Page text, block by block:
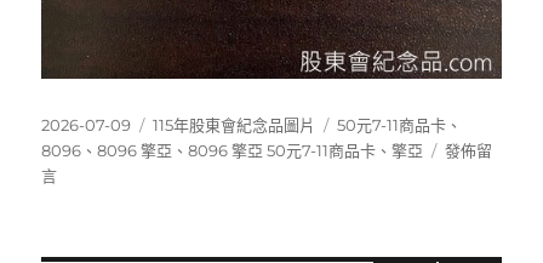
發
佈
日
2026-07-09
分
類
115年股東會紀念品圖片
標
籤
50元7-11商品卡 、
8096 、8096 擎亞 、8096 擎亞 50元7-11商品卡 、擎亞
在
發佈留
言